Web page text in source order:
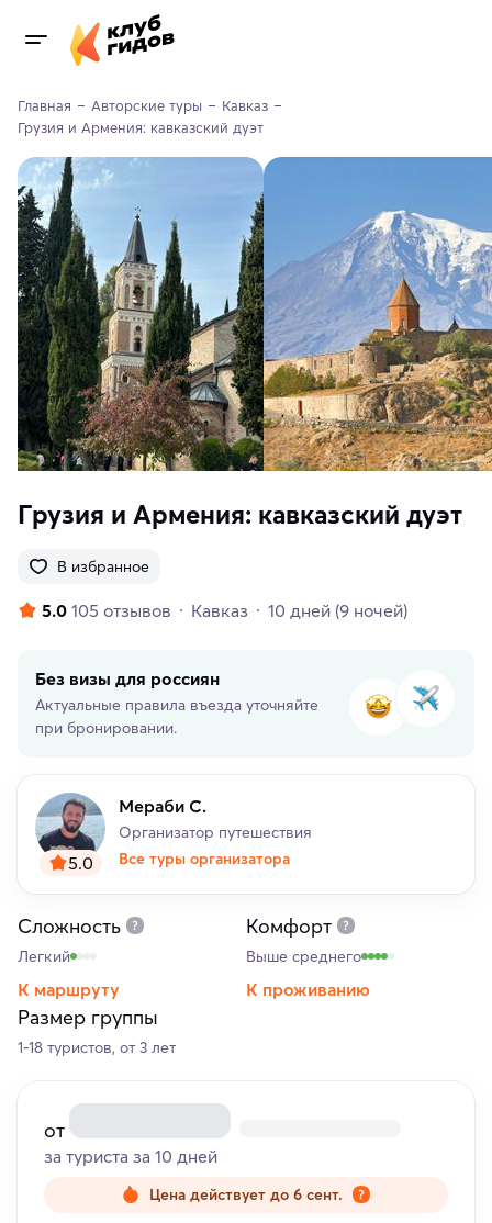
Главная Авторские туры
Кавказ
Грузия и Армения: кавказский дуэт
Грузия и Армения: кавказский дуэт
В избранное
5.0 105 отзывов Кавказ 10 дней (9 ночей)
Без визы для россиян
Актуальные правила въезда уточняйте
при бронировании.
5.0
Мераби С.
Организатор путешествия
Все туры организатора
Сложность
Легкий
К маршруту
Комфорт
Выше среднего
К проживанию
Размер группы
1-18 туристов, от 3 лет
от
за туриста за 10 дней
Цена действует до 6 сент.